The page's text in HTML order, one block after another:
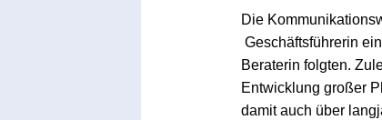
Die
Geschäftsführerin
Beraterin folgten.
Entwicklung großer
damit auch über